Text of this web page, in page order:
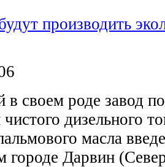
производить
своем роде завод
дизельного
масла
городе Дарвин